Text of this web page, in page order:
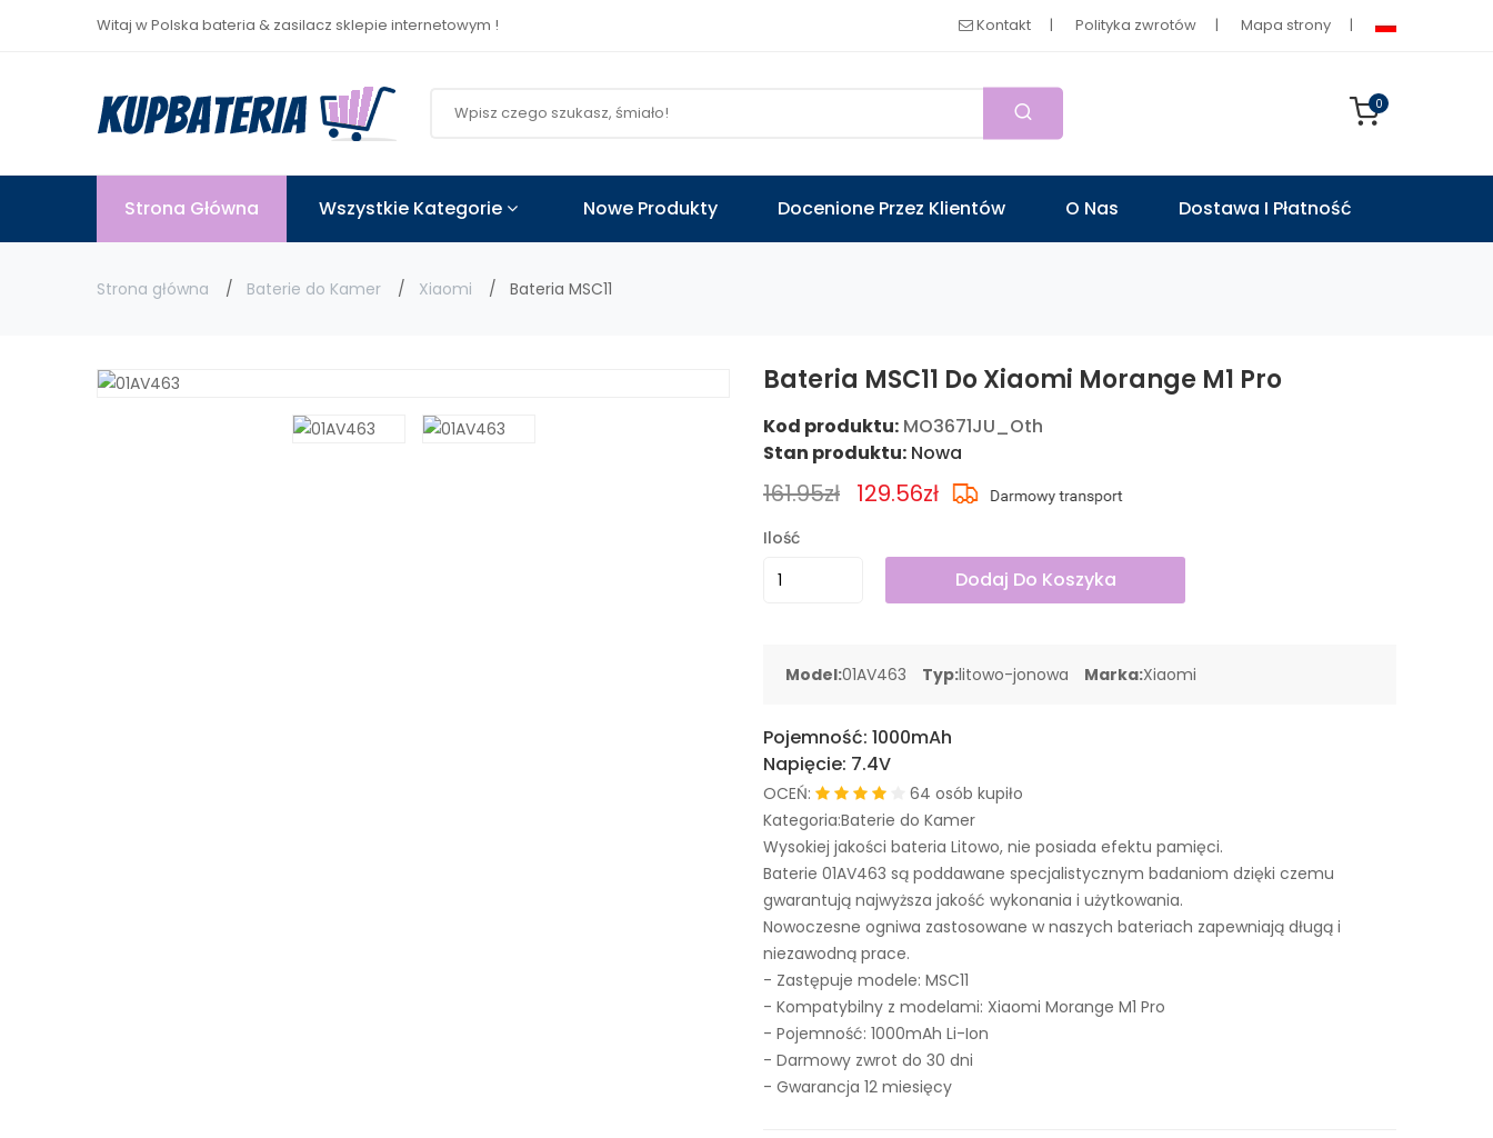
Witaj w Polska bateria & zasilacz sklepie internetowym ! Kontakt Polityka zwrotów Mapa strony
0
Strona Główna Wszystkie Kategorie Nowe Produkty Docenione Przez Klientów O Nas Dostawa I Płatność
Strona główna Baterie do Kamer Xiaomi Bateria MSC11
Bateria MSC11 Do Xiaomi Morange M1 Pro
Kod produktu: MO3671JU_Oth
Stan produktu: Nowa
161.95zł 129.56zł
Ilość
Dodaj Do Koszyka
Model:01AV463 Typ:litowo-jonowa Marka:Xiaomi
Pojemność: 1000mAh
Napięcie: 7.4V
OCEŃ:
64 osób kupiło
Kategoria:Baterie do Kamer
Wysokiej jakości bateria Litowo, nie posiada efektu pamięci.
Baterie 01AV463 są poddawane specjalistycznym badaniom dzięki czemu
gwarantują najwyższa jakość wykonania i użytkowania.
Nowoczesne ogniwa zastosowane w naszych bateriach zapewniają długą i
niezawodną prace.
- Zastępuje modele: MSC11
- Kompatybilny z modelami: Xiaomi Morange M1 Pro
- Pojemność: 1000mAh Li-Ion
- Darmowy zwrot do 30 dni
- Gwarancja 12 miesięcy